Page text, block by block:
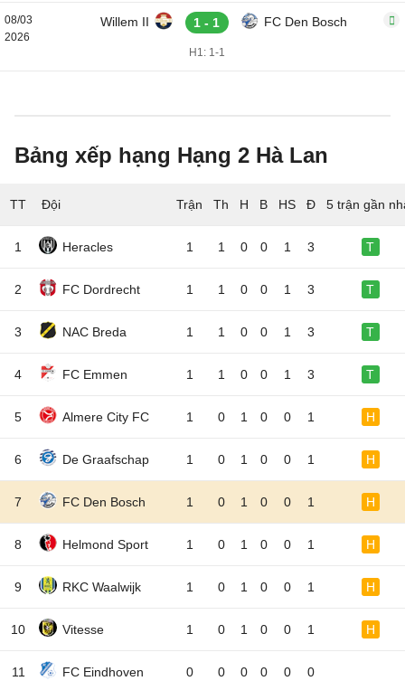
08/03
2026
Willem II 1 - 1 FC Den Bosch
H1: 1-1
Bảng xếp hạng Hạng 2 Hà Lan
TT Đội 5 trận gần
1 Heracles 1 1 0 0 1 3 T
2 FC Dordrecht 1 1 0 0 1 3 T
3 NAC Breda 1 1 0 0 1 3 T
4 FC Emmen 1 1 0 0 1 3 T
5 Almere City FC 1 0 1 0 0 1 H
6 De Graafschap 1 0 1 0 0 1 H
7 FC Den Bosch 1 0 1 0 0 1 H
8 Helmond Sport 1 0 1 0 0 1 H
9 RKC Waalwijk 1 0 1 0 0 1 H
10 Vitesse 1 0 1 0 0 1 H
11 FC Eindhoven 0 0 0 0 0 0